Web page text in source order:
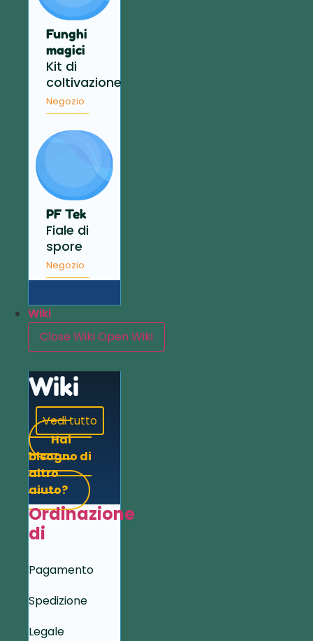
Funghi
magici
Kit di
coltivazione
Negozio
PF Tek
Fiale di
spore
Negozio
Wiki
Close WikiOpen Wiki
Wiki
Vedi tutto
Hai
bisogno di
altro
aiuto?
Ordinazione
di
Pagamento
Spedizione
Legale